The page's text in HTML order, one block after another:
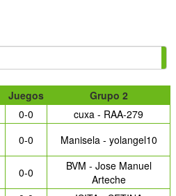
Juegos
Grupo 2
0-0
cuxa - RAA-279
0-0 Manisela - yolangel10
0-0
BVM - Jose Manuel
Arteche